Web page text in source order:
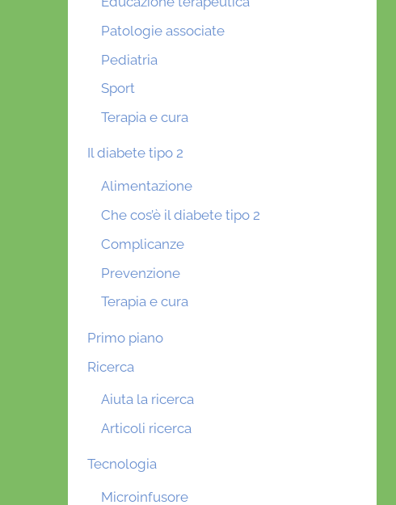
Patologie associate
Pediatria
Sport
Terapia e cura
Il diabete tipo 2
Alimentazione
Che cos’è il diabete tipo 2
Complicanze
Prevenzione
Terapia e cura
Primo piano
Ricerca
Aiuta la ricerca
Articoli ricerca
Tecnologia
Microinfusore